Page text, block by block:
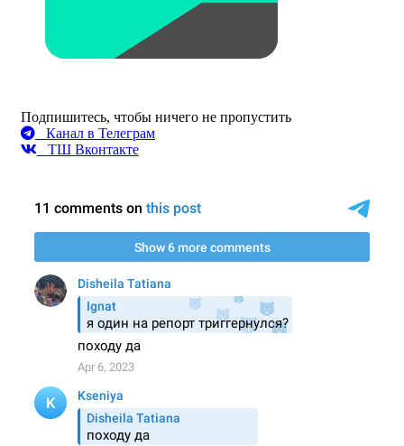
Подпишитесь, чтобы ничего не пропустить
Канал в Телеграм
ТШ Вконтакте